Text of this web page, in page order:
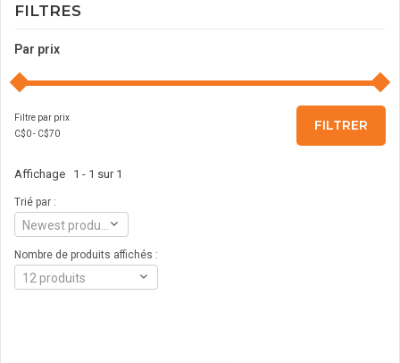
FILTRES
Par prix
Filtre par prix
C$0- C$70
FILTRER
Affichage 1 - 1 sur 1
Trié par :
Nombre de produits affichés :
12 produits